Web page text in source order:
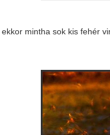
mintha sok kis fehér